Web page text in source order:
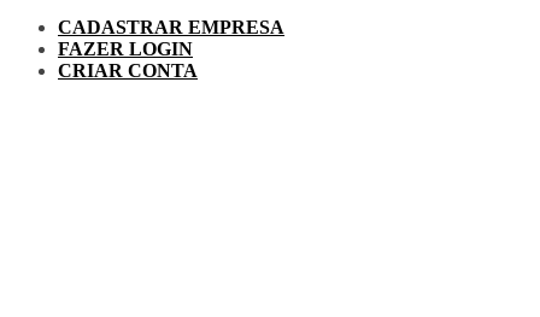
CADASTRAR EMPRESA
FAZER LOGIN
CRIAR CONTA